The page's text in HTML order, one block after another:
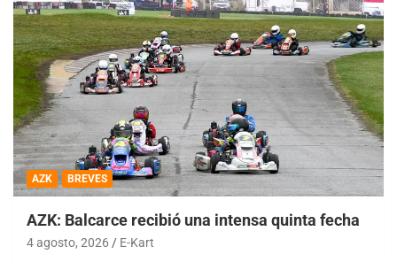
AZK BREVES
AZK: Balcarce recibió una intensa quinta fecha
4 agosto, 2026 E-Kart